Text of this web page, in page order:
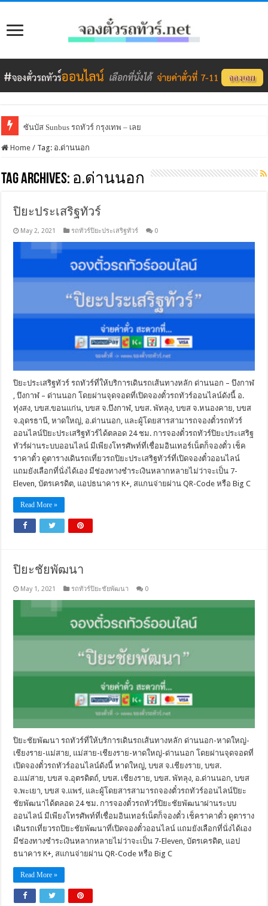
ซันบัส Sunbus รถทัวร์ กรุงเทพ – เลย
Home / Tag: อ.ด่านนอก
Tag Archives: อ.ด่านนอก
ปิยะประเสริฐทัวร์
May 2, 2021 รถทัวร์ปิยะประเสริฐทัวร์ 0
ปิยะประเสริฐทัวร์ รถทัวร์ที่ให้บริการเดินรถเส้นทางหลัก ด่านนอก – บึงกาฬ
, บึงกาฬ – ด่านนอก โดยผ่านจุดจอดที่เปิดจองตั๋วรถทัวร์ออนไลน์ดังนี้ อ.
ทุ่งสง, บขส.ขอนแก่น, บขส จ.บึงกาฬ, บขส. พัทลุง, บขส จ.หนองคาย, บขส
จ.อุดรธานี, หาดใหญ่, อ.ด่านนอก, และผู้โดยสารสามารถจองตั๋วรถทัวร์
ออนไลน์ปิยะประเสริฐทัวร์ได้ตลอด 24 ชม. การจองตั๋วรถทัวร์ปิยะประเสริฐ
ทัวร์ผ่านระบบออนไลน์ มีเพียงโทรศัพท์ที่เชื่อมอินเทอร์เน็ตก็จองตั๋ว เช็ค
ราคาตั๋ว ดูตารางเดินรถเที่ยวรถปิยะประเสริฐทัวร์ที่เปิดจองตั๋วออนไลน์
แถมยังเลือกที่นั่งได้เอง มีช่องทางชำระเงินหลากหลายไม่ว่าจะเป็น 7-
Eleven, บัตรเครดิต, แอปธนาคาร K+, สแกนจ่ายผ่าน QR-Code หรือ Big C
Read More »
ปิยะชัยพัฒนา
May 1, 2021 รถทัวร์ปิยะชัยพัฒนา 0
ปิยะชัยพัฒนา รถทัวร์ที่ให้บริการเดินรถเส้นทางหลัก ด่านนอก-หาดใหญ่-
เชียงราย-แม่สาย, แม่สาย-เชียงราย-หาดใหญ่-ด่านนอก โดยผ่านจุดจอดที่
เปิดจองตั๋วรถทัวร์ออนไลน์ดังนี้ หาดใหญ่, บขส จ.เชียงราย, บขส.
อ.แม่สาย, บขส จ.อุตรดิตถ์, บขส. เชียงราย, บขส. พัทลุง, อ.ด่านนอก, บขส
จ.พะเยา, บขส จ.แพร่, และผู้โดยสารสามารถจองตั๋วรถทัวร์ออนไลน์ปิยะ
ชัยพัฒนาได้ตลอด 24 ชม. การจองตั๋วรถทัวร์ปิยะชัยพัฒนาผ่านระบบ
ออนไลน์ มีเพียงโทรศัพท์ที่เชื่อมอินเทอร์เน็ตก็จองตั๋ว เช็คราคาตั๋ว ดูตาราง
เดินรถเที่ยวรถปิยะชัยพัฒนาที่เปิดจองตั๋วออนไลน์ แถมยังเลือกที่นั่งได้เอง
มีช่องทางชำระเงินหลากหลายไม่ว่าจะเป็น 7-Eleven, บัตรเครดิต, แอป
ธนาคาร K+, สแกนจ่ายผ่าน QR-Code หรือ Big C
Read More »